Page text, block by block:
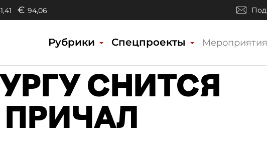
€ 94,06
Рубрики Спецпроекты Мероприятия
СНИТСЯ